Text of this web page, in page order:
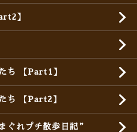
】
ち 【Part1】
ち 【Part2】
れプチ散歩日記”